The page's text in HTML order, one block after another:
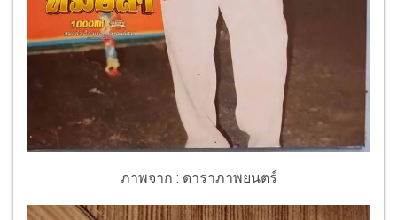
ภาพจาก : ดาราภาพยนตร์